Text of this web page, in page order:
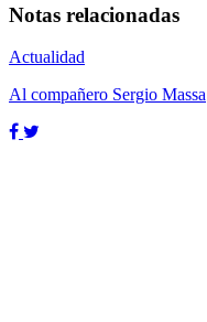
Notas relacionadas
Actualidad
Al compañero Sergio Massa